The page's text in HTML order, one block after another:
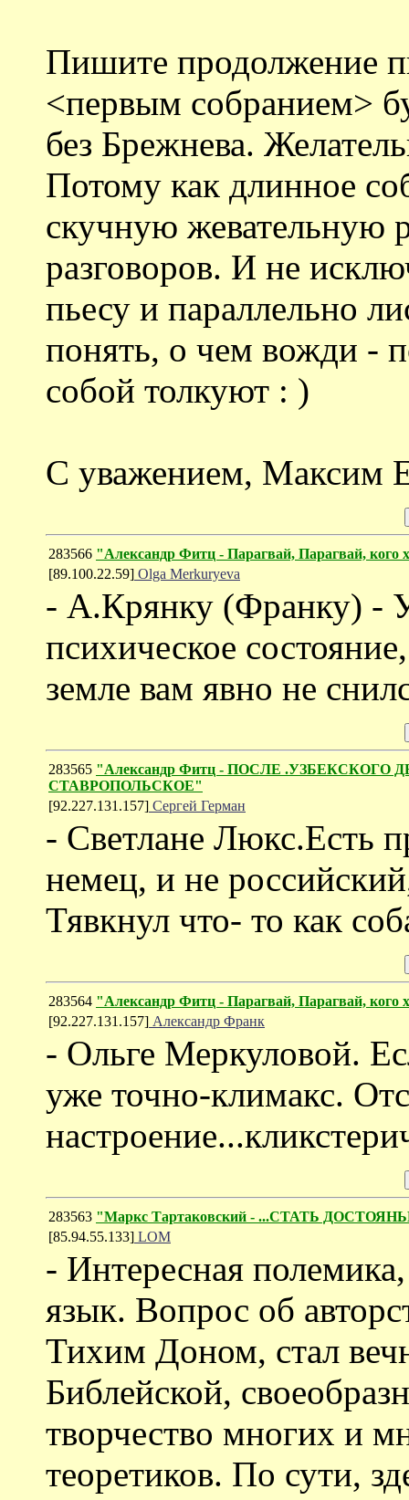
Пишите продолжение
<первым собранием>
без Брежнева.
Потому как длинное
скучную жевательную
разговоров. И не
пьесу и параллельно
понять, о чем вожди -
собой толкуют : )
С уважением, Максим
283566 "Александр Фитц - Парагвай, Парагвай, кого
[89.100.22.59] Olga Merkuryeva
- А.Крянку (Франку) -
психическое
земле вам явно не
283565 "Александр Фитц - ПОСЛЕ
СТАВРОПОЛЬСКОЕ"
[92.227.131.157] Сергей Герман
- Светлане Люкс.Есть
немец, и не
Тявкнул что- то как
283564 "Александр Фитц - Парагвай, Парагвай, кого
[92.227.131.157] Александр Франк
- Ольге Меркуловой.
уже точно-климакс.
283563 "Маркс Тартаковский - ...СТАТЬ
[85.94.55.133] LOM
- Интересная
язык. Вопрос об
Тихим Доном, стал
Библейской,
творчество многих и
теоретиков. По сути,